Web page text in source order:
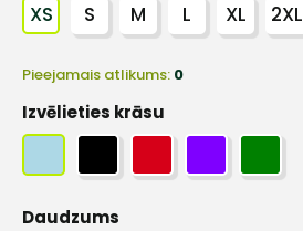
XS S M L XL 2XL
Pieejamais atlikums: 0
Izvēlieties krāsu
Daudzums